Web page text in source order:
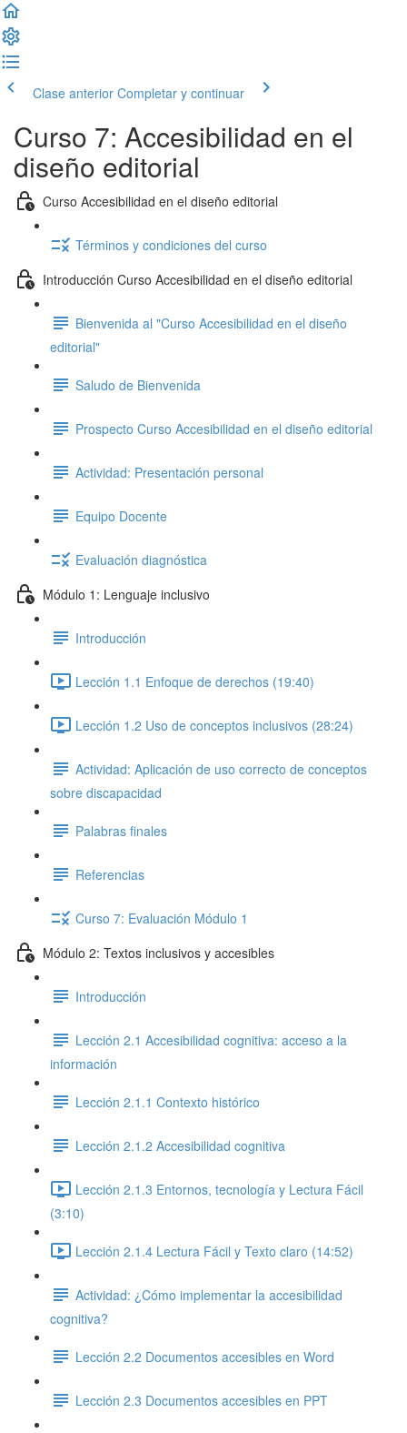
Clase anterior Completar y continuar
Curso 7: Accesibilidad en el
diseño editorial
Curso Accesibilidad en el diseño editorial
Términos y condiciones del curso
Introducción Curso Accesibilidad en el diseño editorial
Bienvenida al "Curso Accesibilidad en el diseño
editorial"
Saludo de Bienvenida
Prospecto Curso Accesibilidad en el diseño editorial
Actividad: Presentación personal
Equipo Docente
Evaluación diagnóstica
Módulo 1: Lenguaje inclusivo
Introducción
Lección 1.1 Enfoque de derechos (19:40)
Lección 1.2 Uso de conceptos inclusivos (28:24)
Actividad: Aplicación de uso correcto de conceptos
sobre discapacidad
Palabras finales
Referencias
Curso 7: Evaluación Módulo 1
Módulo 2: Textos inclusivos y accesibles
Introducción
Lección 2.1 Accesibilidad cognitiva: acceso a la
información
Lección 2.1.1 Contexto histórico
Lección 2.1.2 Accesibilidad cognitiva
Lección 2.1.3 Entornos, tecnología y Lectura Fácil
(3:10)
Lección 2.1.4 Lectura Fácil y Texto claro (14:52)
Actividad: ¿Cómo implementar la accesibilidad
cognitiva?
Lección 2.2 Documentos accesibles en Word
Lección 2.3 Documentos accesibles en PPT